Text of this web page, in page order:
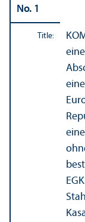
No. 1
Title: